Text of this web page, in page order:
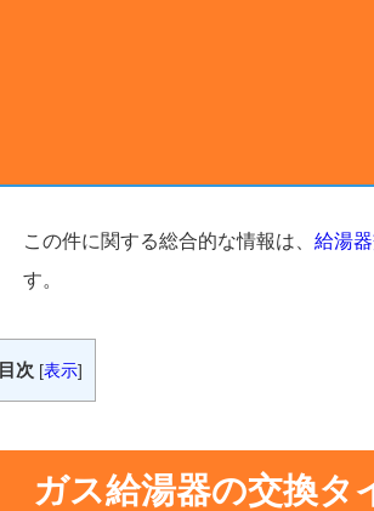
この件に関する総合的な情報は、 給湯
す。
目次 [表示]
ガス給湯器の交換タ